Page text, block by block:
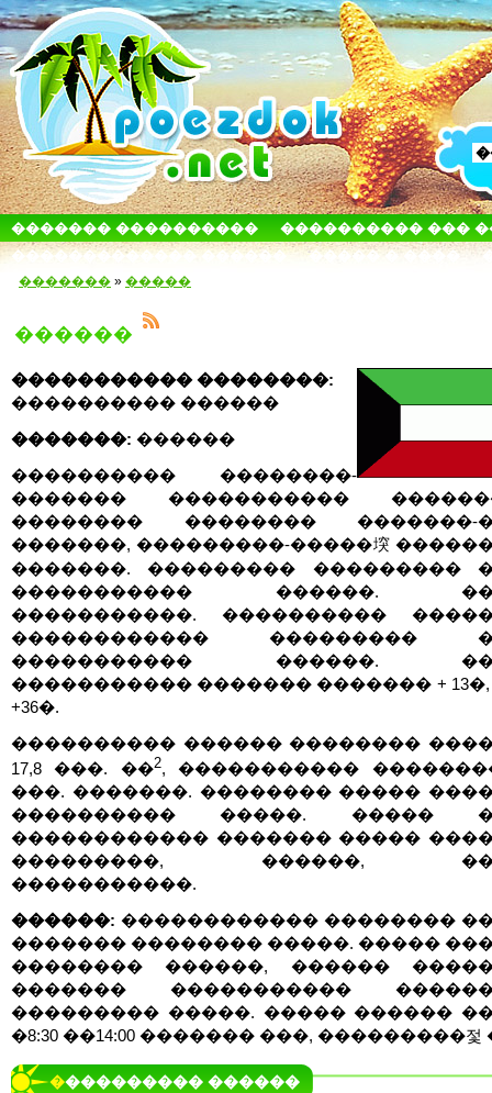
������� ����������
���������� ���
������������� ������
����� � ����
������� » �����
������
����������� ��������:
���������� ������
�������: ������
���������� ��������-
������� �����������
�������� �������� �������-
�������, ���������-�����堗
�������. ��������� ���������
����������� ������.
���������� ����������ࠗ
������������ ���������
����������� ������.
����������� ������� ������� +
+36�.
���������� ������ ��������
17,8 ���. ��2, �����������
���. �������. �������� �����
���������� �����. �����
������������ ������� �����
���������, ������,
�����������.
������: ������������ ��������
������� �������� �����. �����
�������� ������, ������
������� �����������
��������� �����. ����� ������
�8:30 ��14:00 ������� ���, ���������젗
���������� ������